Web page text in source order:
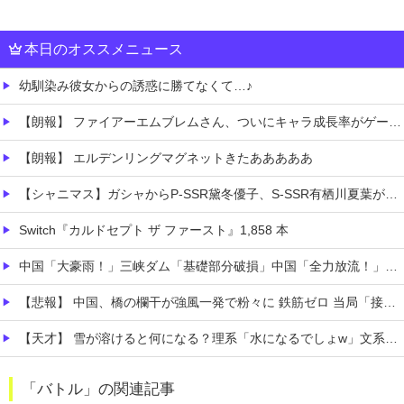
本日のオススメニュース
幼馴染み彼女からの誘惑に勝てなくて…♪
【朗報】 ファイアーエムブレムさん、ついにキャラ成長率がゲーム内で見れるようになる
【朗報】 エルデンリングマグネットきたあああああ
【シャニマス】ガシャからP-SSR黛冬優子、S-SSR有栖川夏葉が登場！イベントS-SR福丸小糸！
Switch『カルドセプト ザ ファースト』1,858 本
中国「大豪雨！」三峡ダム「基礎部分破損」中国「全力放流！」台風13号「中国上陸予測」台風15号「中国接近（画像」中国「台風同時上陸！（穀物生産が壊滅危機」→
【悲報】 中国、橋の欄干が強風一発で粉々に 鉄筋ゼロ 当局「接着剤でくっつけただけ」「正常で、品質問題はない」
【天才】 雪が溶けると何になる？理系「水になるでしょw」文系ワイ「はぁ～…」→結果ｗｗｗ
「バトル」の関連記事